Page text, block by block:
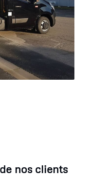
nos clients